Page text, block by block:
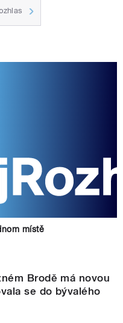
místě
Brodě má novou
se do bývalého